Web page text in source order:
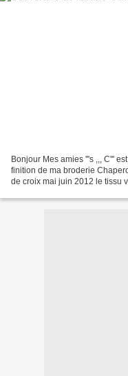
Bonjour Mes amies '''s ,,, C'''
finition de ma broderie
de croix mai juin 2012 le tissu